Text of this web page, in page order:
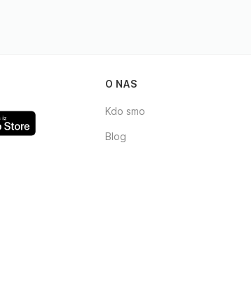
O NAS
Kdo smo
Blog